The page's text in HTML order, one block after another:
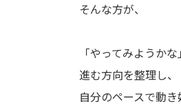
そんな方が、
「やってみようかな
進む方向を整理し、
自分のペースで動き